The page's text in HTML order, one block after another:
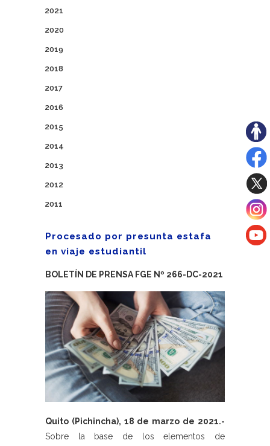
2021
2020
2019
2018
2017
2016
2015
2014
2013
2012
2011
Procesado por presunta estafa
en viaje estudiantil
BOLETÍN DE PRENSA FGE Nº 266-DC-2021
Quito (Pichincha), 18 de marzo de 2021.-
Sobre la base de los elementos de